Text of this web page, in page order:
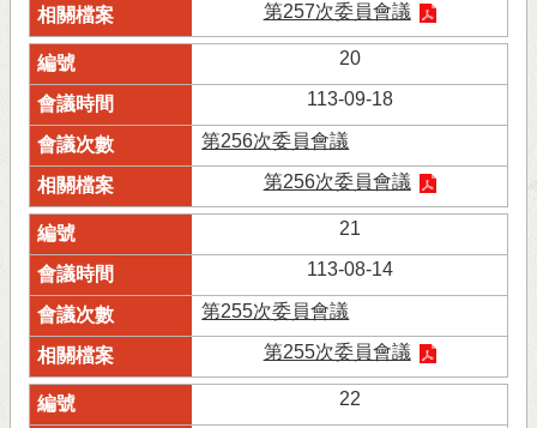
第257次委員會議
20
113-09-18
第256次委員會議
第256次委員會議
21
113-08-14
第255次委員會議
第255次委員會議
22